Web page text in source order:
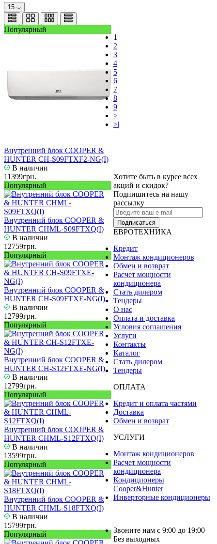
15
Популярный
Внутренний блок COOPER &
HUNTER CH-S09FTXF2-NG(I)
В наличии
11399грн.
Популярный
Внутренний блок COOPER &
HUNTER CHML-S09FTXQ(I)
В наличии
12759грн.
Популярный
Внутренний блок COOPER &
HUNTER CH-S09FTXE-NG(I)
В наличии
12799грн.
Популярный
Внутренний блок COOPER &
HUNTER CH-S12FTXE-NG(I)
В наличии
12799грн.
Популярный
Внутренний блок COOPER &
HUNTER CHML-S12FTXQ(I)
В наличии
13599грн.
Популярный
Внутренний блок COOPER &
HUNTER CHML-S18FTXQ(I)
В наличии
15799грн.
Популярный
1
2
3
4
5
6
7
8
9
>
>|
Хотите быть в курсе всех
акций и скидок?
Подпишитесь на нашу
рассылку
Подписаться
ЕВРОТЕХНИКА
Кредит
Монтаж кондиционеров
Обмен и возврат
Расчет мощности
кондиционера
Стать дилером
Тендеры
О нас
Оплата и доставка
Условия соглашения
Услуги
Контакты
Каталог
Стать дилером
Тендеры
ОПЛАТА
Кредит и оплата частями
Доставка
Обмен и возврат
УСЛУГИ
Монтаж кондиционеров
Расчет мощности
кондиционера
Кондиционеры
Cooper&Hunter
Инверторные кондиционеры
Звоните нам с 9:00 до 19:00
Без выходных